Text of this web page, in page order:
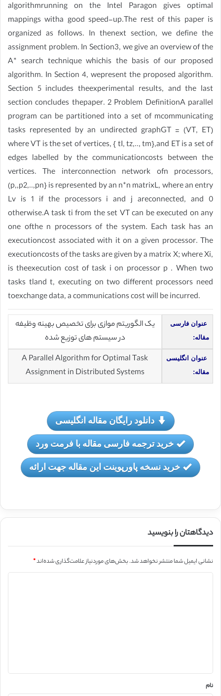
algorithmrunning on the Intel Paragon gives optimal
mappings witha good speed-up.The rest of this paper is
organized as follows. In thenext section, we define the
assignment problem. In Section3, we give an overview of the
A* search technique whichis the basis of our proposed
algorithm. In Section 4, wepresent the proposed algorithm.
Section 5 includes theexperimental results, and the last
section concludes thepaper. 2 Problem DefinitionA parallel
program can be partitioned into a set of mcommunicating
tasks represented by an undirected graphGT = (VT, ET)
where VT is the set of vertices, { tI, tz,.., tm},and ET is a set of
edges labelled by the communicationcosts between the
vertices. The interconnection network ofn processors,
(p,,p2,..,pn} is represented by an n*n matrixL, where an entry
Lv is 1 if the processors i and j areconnected, and 0
otherwise.A task ti from the set VT can be executed on any
one ofthe n processors of the system. Each task has an
executioncost associated with it on a given processor. The
executioncosts of the tasks are given by a matrix X; where Xi,
is theexecution cost of task i on processor p . When two
tasks tland t, executing on two different processors need
toexchange data, a communications cost will be incurred.
عنوان فارسی
مقاله:
یک الگوریتم موازی برای تخصیص بهینه وظیفه
در سیستم های توزیع شده
عنوان انگلیسی
مقاله:
A Parallel Algorithm for Optimal Task
Assignment in Distributed Systems
دانلود رایگان مقاله انگلیسی
خرید ترجمه فارسی مقاله با فرمت ورد
خرید نسخه پاورپوینت این مقاله جهت ارائه
دیدگاهتان را بنویسید
نشانی ایمیل شما منتشر نخواهد شد.بخش‌های موردنیاز علامت‌گذاری شده‌اند*
نام